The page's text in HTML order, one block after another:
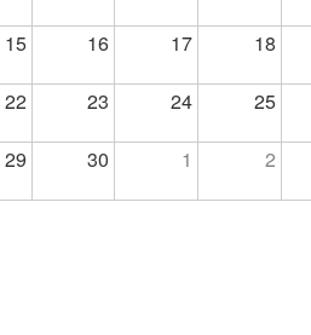
15 16 17 18
22 23 24 25
29 30 1 2